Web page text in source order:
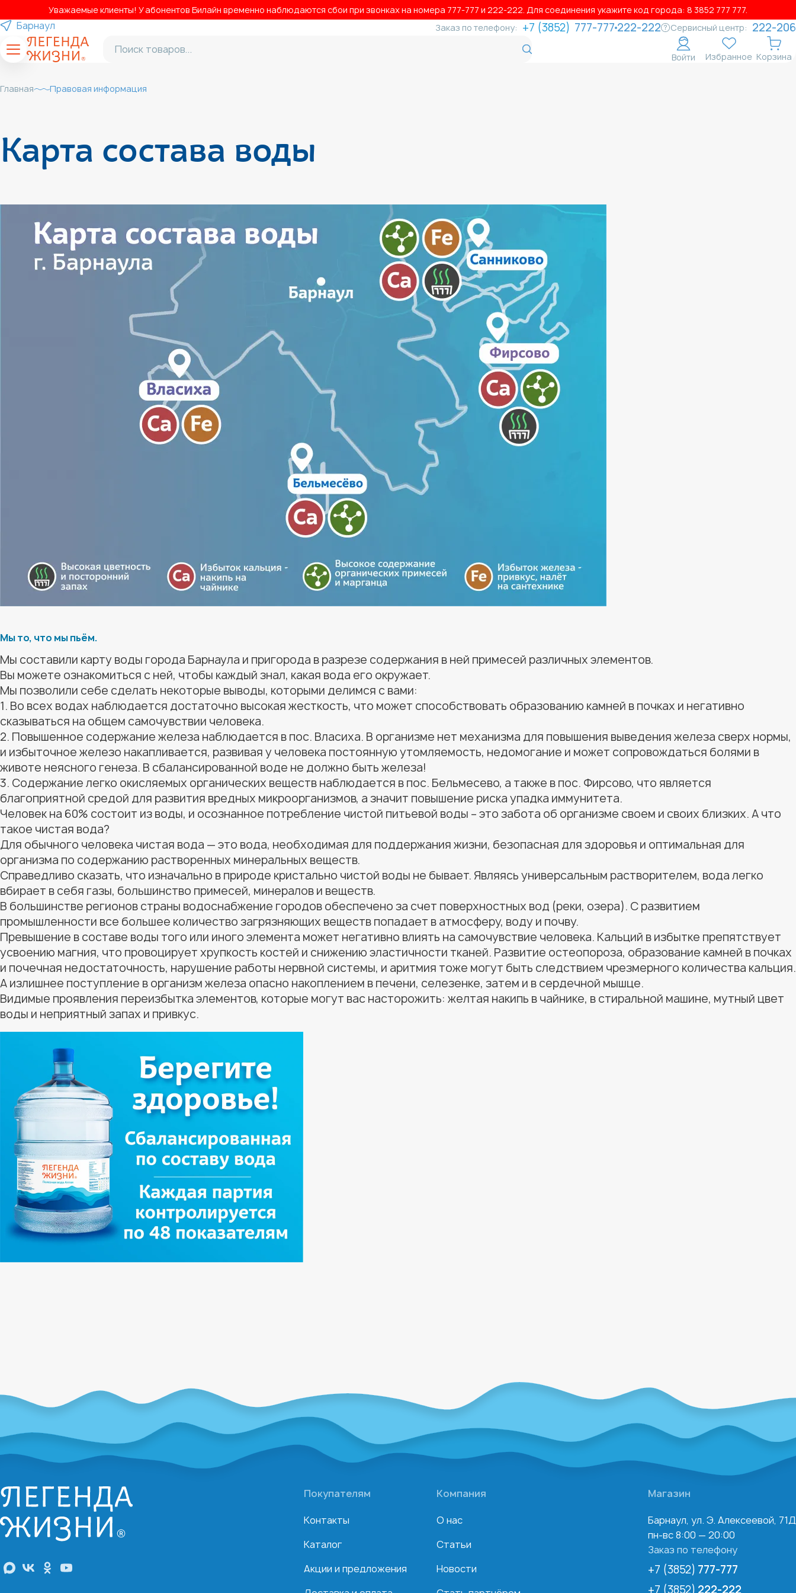
Уважаемые клиенты! У абонентов Билайн временно наблюдаются сбои при звонках на номера 777‑777 и 222‑222. Для соединения укажите код города: 8 3852 777 777.
Барнаул Заказ по телефону: +7 (3852) 777-777 222-222 Сервисный центр: 222-206
Войти Избранное Корзина
Главная Правовая информация
Карта состава воды
Мы то, что мы пьём.
Мы составили карту воды города Барнаула и пригорода в разрезе содержания в ней примесей различных элементов.
Вы можете ознакомиться с ней, чтобы каждый знал, какая вода его окружает.
Мы позволили себе сделать некоторые выводы, которыми делимся с вами:
1. Во всех водах наблюдается достаточно высокая жесткость, что может способствовать образованию камней в почках и негативно
сказываться на общем самочувствии человека.
2. Повышенное содержание железа наблюдается в пос. Власиха. В организме нет механизма для повышения выведения железа сверх нормы,
и избыточное железо накапливается, развивая у человека постоянную утомляемость, недомогание и может сопровождаться болями в
животе неясного генеза. В сбалансированной воде не должно быть железа!
3. Содержание легко окисляемых органических веществ наблюдается в пос. Бельмесево, а также в пос. Фирсово, что является
благоприятной средой для развития вредных микроорганизмов, а значит повышение риска упадка иммунитета.
Человек на 60% состоит из воды, и осознанное потребление чистой питьевой воды – это забота об организме своем и своих близких. А что
такое чистая вода?
Для обычного человека чистая вода — это вода, необходимая для поддержания жизни, безопасная для здоровья и оптимальная для
организма по содержанию растворенных минеральных веществ.
Справедливо сказать, что изначально в природе кристально чистой воды не бывает. Являясь универсальным растворителем, вода легко
вбирает в себя газы, большинство примесей, минералов и веществ.
В большинстве регионов страны водоснабжение городов обеспечено за счет поверхностных вод (реки, озера). С развитием
промышленности все большее количество загрязняющих веществ попадает в атмосферу, воду и почву.
Превышение в составе воды того или иного элемента может негативно влиять на самочувствие человека. Кальций в избытке препятствует
усвоению магния, что провоцирует хрупкость костей и снижению эластичности тканей. Развитие остеопороза, образование камней в почках
и почечная недостаточность, нарушение работы нервной системы, и аритмия тоже могут быть следствием чрезмерного количества кальция.
А излишнее поступление в организм железа опасно накоплением в печени, селезенке, затем и в сердечной мышце.
Видимые проявления переизбытка элементов, которые могут вас насторожить: желтая накипь в чайнике, в стиральной машине, мутный цвет
воды и неприятный запах и привкус.
Покупателям
Контакты
Каталог
Акции и предложения
Компания
О нас
Статьи
Новости
Магазин
Барнаул, ул. Э. Алексеевой, 71Д
пн-вс 8:00 — 20:00
Заказ по телефону
+7 (3852) 777-777
+7 (3852) 222-222